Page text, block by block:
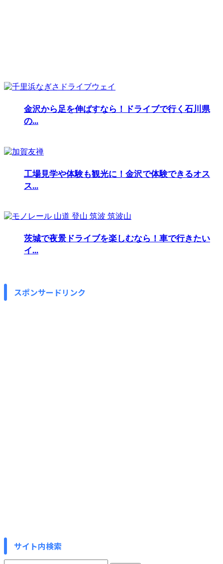
金沢から足を伸ばすなら！ドライブで行く石川県
の...
工場見学や体験も観光に！金沢で体験できるオス
ス...
茨城で夜景ドライブを楽しむなら！車で行きたい
イ...
スポンサードリンク
サイト内検索